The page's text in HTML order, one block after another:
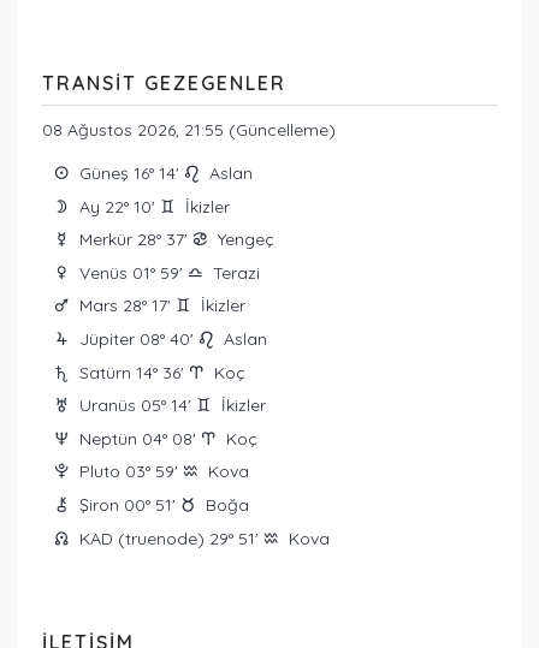
TRANSIT GEZEGENLER
08 Ağustos 2026, 21:55 (Güncelleme)
Q Güneş 16° 14' g Aslan
W Ay 22° 10' d İkizler
E Merkür 28° 37' f Yengeç
R Venüs 01° 59' j Terazi
T Mars 28° 17' d İkizler
Y Jüpiter 08° 40' g Aslan
U Satürn 14° 36' a Koç
I Uranüs 05° 14' d İkizler
O Neptün 04° 08' a Koç
P Pluto 03° 59' x Kova
M Şiron 00° 51' s Boğa
{ KAD (truenode) 29° 51' x Kova
ILETIŞIM